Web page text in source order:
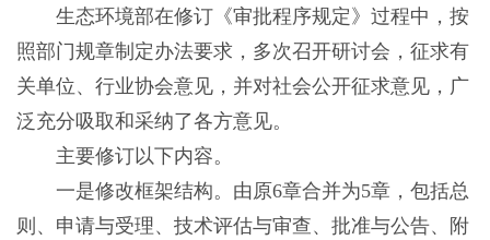
生态环境部在修订《审批程序规定》过程中，按
照部门规章制定办法要求，多次召开研讨会，征求有
关单位、行业协会意见，并对社会公开征求意见，广
泛充分吸取和采纳了各方意见。
主要修订以下内容。
一是修改框架结构。由原6章合并为5章，包括总
则、申请与受理、技术评估与审查、批准与公告、附